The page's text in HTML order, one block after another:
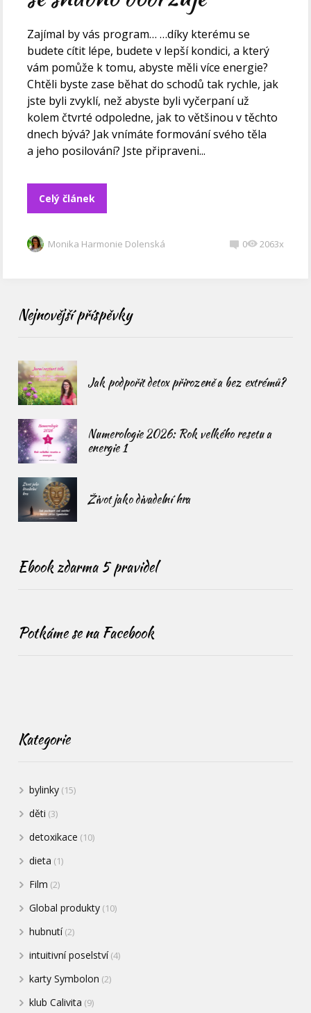
Zajímal by vás program… …díky kterému se
budete cítit lépe, budete v lepší kondici, a který
vám pomůže k tomu, abyste měli více energie?
Chtěli byste zase běhat do schodů tak rychle, jak
jste byli zvyklí, než abyste byli vyčerpaní už
kolem čtvrté odpoledne, jak to většinou v těchto
dnech bývá? Jak vnímáte formování svého těla
a jeho posilování? Jste připraveni...
Celý článek
Monika Harmonie Dolenská 0 2063x
Nejnovější příspěvky
Jak podpořit detox přirozeně a bez extrémů?
Numerologie 2026: Rok velkého resetu a
energie 1
Život jako divadelní hra
Ebook zdarma 5 pravidel
Potkáme se na Facebook
Kategorie
bylinky (15)
děti (3)
detoxikace (10)
dieta (1)
Film (2)
Global produkty (10)
hubnutí(2)
intuitivní poselství(4)
karty Symbolon (2)
klub Calivita (9)